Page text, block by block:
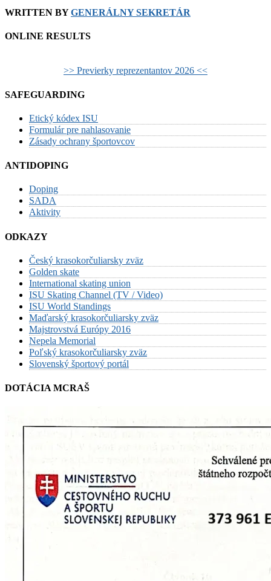
WRITTEN BYGENERÁLNY SEKRETÁR
ONLINE RESULTS
>> Previerky reprezentantov 2026 <<
SAFEGUARDING
Etický kódex ISU
Formulár pre nahlasovanie
Zásady ochrany športovcov
ANTIDOPING
Doping
SADA
Aktivity
ODKAZY
Český krasokorčuliarsky zväz
Golden skate
International skating union
ISU Skating Channel (TV / Video)
ISU World Standings
Maďarský krasokorčuliarsky zväz
Majstrovstvá Európy 2016
Nepela Memorial
Poľský krasokorčuliarsky zväz
Slovenský športový portál
DOTÁCIA MCRAŠ